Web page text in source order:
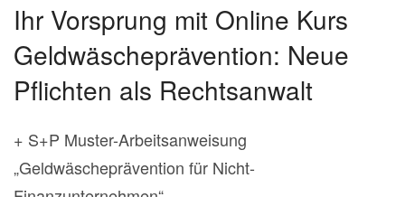
Ihr Vorsprung mit Online Kurs
Geldwäscheprävention: Neue
Pflichten als Rechtsanwalt
+ S+P Muster-Arbeitsanweisung
„Geldwäscheprävention für Nicht-